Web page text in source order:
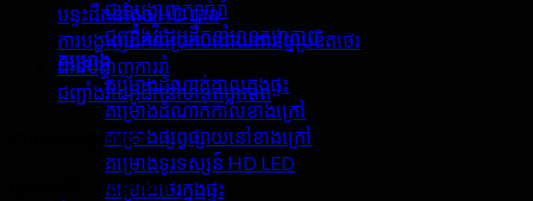
ជាន់បង្ហាញក្បាច់រាំ
ជញ្ជាំងវីដេអូដឹកនាំមានតម្លាភាព
គម្រោង
គម្រោងដំណាក់កាលក្នុងផ្ទះ
គម្រោងដំណាក់កាលខាងក្រៅ
គម្រោងផ្សព្វផ្សាយនៅខាងក្រៅ
គម្រោងទូរទស្សន៍ HD LED
គម្រោងថេរក្នុងផ្ទះ
បន្ទះដឹកនាំតូច HD បាន
ការបង្ហាញដឹកនាំប្រកបដោយការច្នៃប្រឌិតថេរ
ជាន់បង្ហាញការរាំ
ជញ្ជាំងវីដេអូដឹកនាំមានតម្លាភាព
ទាក់ទង​មក​ពួក​យើង
ក្រុមហ៊ុនហ៊ីធី - លីដខូអិលធីឌី